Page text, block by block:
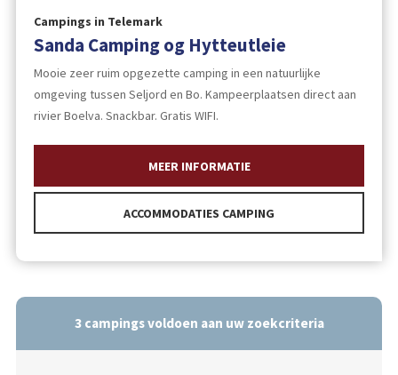
Campings in Telemark
Sanda Camping og Hytteutleie
Mooie zeer ruim opgezette camping in een natuurlijke
omgeving tussen Seljord en Bo. Kampeerplaatsen direct aan
rivier Boelva. Snackbar. Gratis WIFI.
MEER INFORMATIE
ACCOMMODATIES CAMPING
3campings voldoen aan uw zoekcriteria